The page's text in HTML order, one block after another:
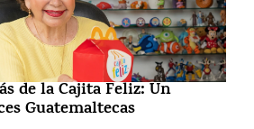
de la Cajita Feliz: Un
Guatemaltecas